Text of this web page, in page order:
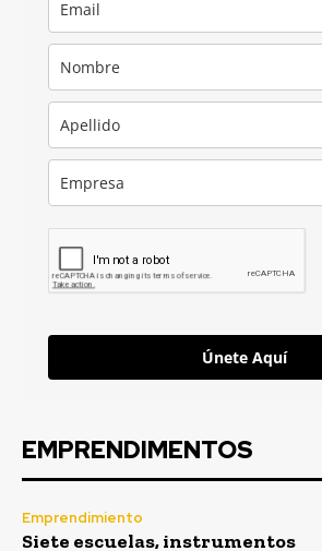
Únete Aquí
EMPRENDIMENTOS
Emprendimiento
Siete escuelas, instrumentos